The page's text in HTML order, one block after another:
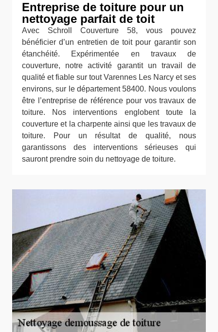
Entreprise de toiture pour un
nettoyage parfait de toit
Avec Schroll Couverture 58, vous pouvez
bénéficier d’un entretien de toit pour garantir son
étanchéité. Expérimentée en travaux de
couverture, notre activité garantit un travail de
qualité et fiable sur tout Varennes Les Narcy et ses
environs, sur le département 58400. Nous voulons
être l’entreprise de référence pour vos travaux de
toiture. Nos interventions englobent toute la
couverture et la charpente ainsi que les travaux de
toiture. Pour un résultat de qualité, nous
garantissons des interventions sérieuses qui
sauront prendre soin du nettoyage de toiture.